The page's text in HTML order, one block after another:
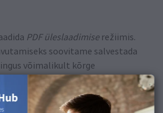
PDF üleslaadimise režiimis.
soovitame salvestada
võimalikult kõrge
sRGB IEC61966-2.1 ICC profiili